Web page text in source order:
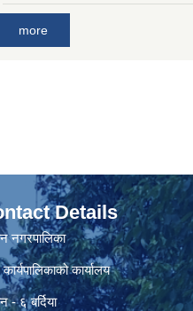
more
Details
नगरपालिका
कार्यालय
- ६ बर्दिया